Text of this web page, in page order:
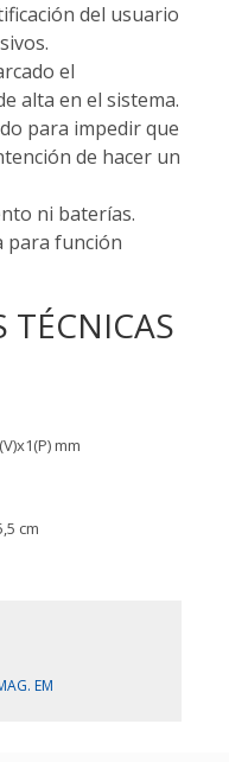
del usuario
el
alta en el sistema.
para impedir que
de hacer un
ni baterías.
para función
TÉCNICAS
mm
cm
EM